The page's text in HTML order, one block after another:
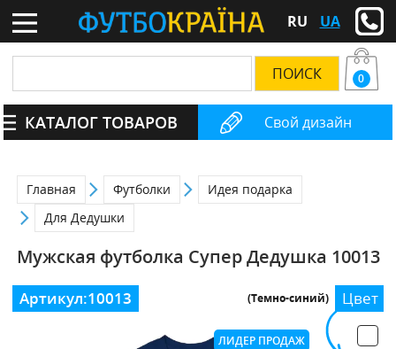
RU UA
Свой дизайн
0
КАТАЛОГ ТОВАРОВ
Главная Футболки
Идея подарка
Для Дедушки
Мужская футболка Супер Дедушка 10013
ЛИДЕР ПРОДАЖ
Цвет
(Темно-синий)
Артикул:10013